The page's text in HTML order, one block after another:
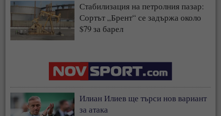
Стабилизация на петролния пазар:
Сортът „Брент“ се задържа около
$79 за барел
Илиан Илиев ще търси нов вариант
за атака